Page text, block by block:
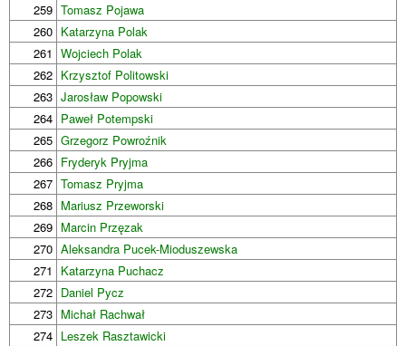
259 Tomasz Pojawa
260 Katarzyna Polak
261 Wojciech Polak
262 Krzysztof Politowski
263 Jarosław Popowski
264 Paweł Potempski
265 Grzegorz Powroźnik
266 Fryderyk Pryjma
267 Tomasz Pryjma
268 Mariusz Przeworski
269 Marcin Przęzak
270 Aleksandra Pucek-Mioduszewska
271
Katarzyna Puchacz
272 Daniel Pycz
273 Michał Rachwał
274 Leszek Rasztawicki